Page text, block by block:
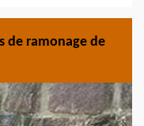
de ramonage de